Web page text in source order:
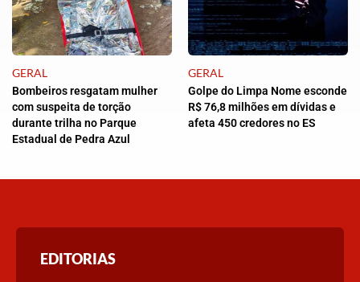
GERAL
Bombeiros resgatam mulher
com suspeita de torção
durante trilha no Parque
Estadual de Pedra Azul
GERAL
Golpe do Limpa Nome esconde
R$ 76,8 milhões em dívidas e
afeta 450 credores no ES
EDITORIAS